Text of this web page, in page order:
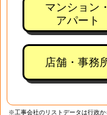
マンション・
アパート
店舗・事務
※工事会社のリストデータは行政